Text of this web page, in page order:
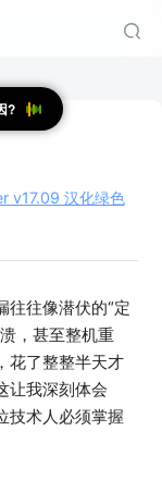
v17.09 汉化绿色
往往像潜伏的“定
，甚至整机重
花了整整半天才
让我深刻体会
技术人必须掌握
?